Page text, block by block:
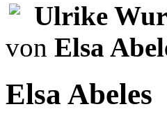
Ulrike
von Elsa
Elsa Abeles